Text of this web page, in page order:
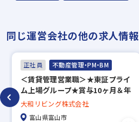
同じ運営会社の他の求人情報
正社員 不動産管理・PM・BM
＜賃貸管理営業職＞★東証プライ
ム上場グループ★賞与10ヶ月＆年
間休日123日＆フレックスタイム
制〔富山市〕
大和リビング株式会社
富山県富山市